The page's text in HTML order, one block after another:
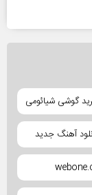
گوشی شیائومی
آهنگ جدید